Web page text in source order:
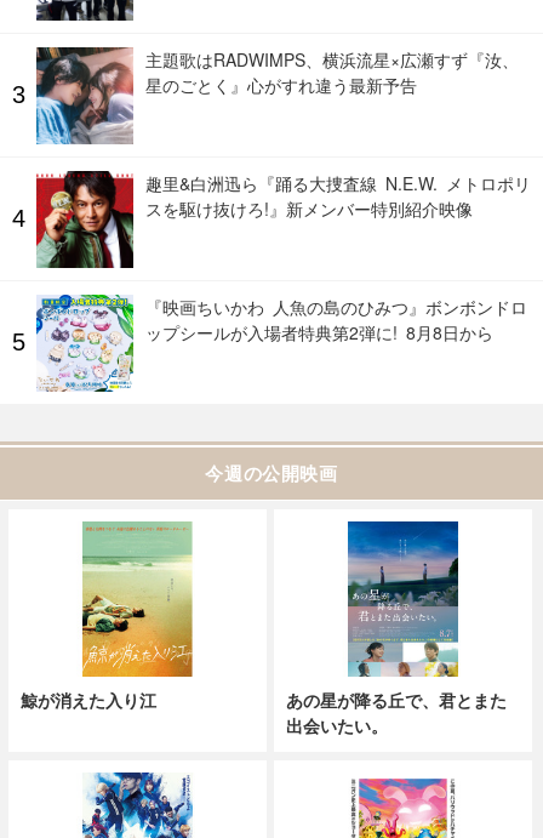
主題歌はRADWIMPS、横浜流星×広瀬すず『汝、
星のごとく』心がすれ違う最新予告
趣里&白洲迅ら『踊る大捜査線 N.E.W. メトロポリ
スを駆け抜けろ!』新メンバー特別紹介映像
『映画ちいかわ 人魚の島のひみつ』ボンボンドロ
ップシールが入場者特典第2弾に! 8月8日から
今週の公開映画
鯨が消えた入り江
あの星が降る丘で、君とまた
出会いたい。